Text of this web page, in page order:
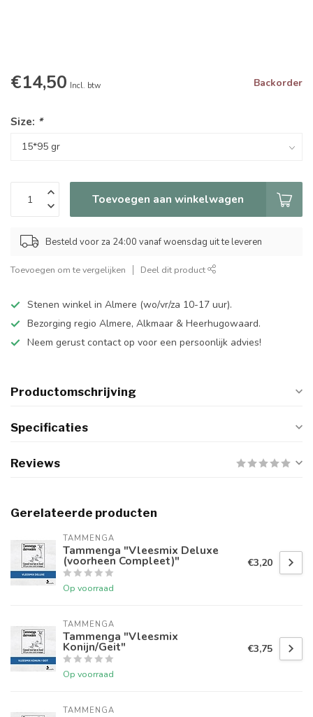
€14,50 Incl. btw Backorder
Size: *
Toevoegen aan winkelwagen
Besteld voor za 24:00 vanaf woensdag uit te leveren
Toevoegen om te vergelijken Deel dit product
Stenen winkel in Almere (wo/vr/za 10-17 uur).
Bezorging regio Almere, Alkmaar & Heerhugowaard.
Neem gerust contact op voor een persoonlijk advies!
Productomschrijving
Specificaties
Reviews
Gerelateerde producten
TAMMENGA
Tammenga "Vleesmix Deluxe
(voorheen Compleet)"
Op voorraad
€3,20
TAMMENGA
Tammenga "Vleesmix
Konijn/Geit"
Op voorraad
€3,75
TAMMENGA